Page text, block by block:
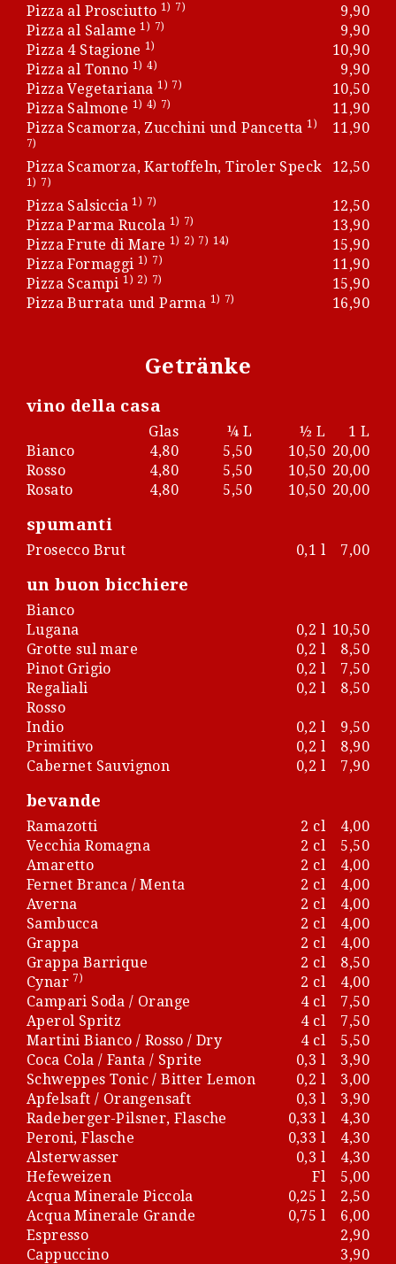
Pizza al Prosciutto 1) 7)
9,90
Pizza al Salame 1) 7)
9,90
Pizza 4 Stagione 1)
10,90
Pizza al Tonno 1) 4)
9,90
Pizza Vegetariana 1) 7)
10,50
Pizza Salmone 1) 4) 7)
11,90
Pizza Scamorza, Zucchini und Pancetta 1)
7)
11,90
Pizza Scamorza, Kartoffeln, Tiroler Speck
1) 7)
12,50
Pizza Salsiccia 1) 7)
12,50
Pizza Parma Rucola 1) 7)
13,90
Pizza Frute di Mare 1) 2) 7) 14)
15,90
Pizza Formaggi 1) 7)
11,90
Pizza Scampi 1) 2) 7)
15,90
Pizza Burrata und Parma 1) 7) 16,90
Getränke
vino della casa
Glas ¼ L ½ L
1 L
Bianco
4,80 5,50 10,50 20,00
Rosso
4,80 5,50 10,50 20,00
Rosato
4,80 5,50 10,50 20,00
spumanti
Prosecco Brut 0,1 l 7,00
un buon bicchiere
Bianco
Lugana
0,2 l 10,50
Grotte sul mare
0,2 l
8,50
Pinot Grigio
0,2 l
7,50
Regaliali
0,2 l
8,50
Rosso
Indio
0,2 l
9,50
Primitivo
0,2 l
8,90
Cabernet Sauvignon
0,2 l 7,90
bevande
Ramazotti 2 cl
4,00
Vecchia Romagna
2 cl
5,50
Amaretto
2 cl
4,00
Fernet Branca / Menta
2 cl
4,00
Averna
2 cl
4,00
Sambucca
2 cl
4,00
Grappa
2 cl
4,00
Grappa Barrique
2 cl
8,50
Cynar 7) 2 cl
4,00
Campari Soda / Orange
4 cl
7,50
Aperol Spritz
4 cl
7,50
Martini Bianco / Rosso / Dry
4 cl
5,50
Coca Cola / Fanta / Sprite
0,3 l
3,90
Schweppes Tonic / Bitter Lemon
0,2 l
3,00
Apfelsaft / Orangensaft
0,3 l
3,90
Radeberger-Pilsner, Flasche
0,33 l
4,30
Peroni, Flasche
0,33 l
4,30
Alsterwasser
0,3 l
4,30
Hefeweizen
Fl
5,00
Acqua Minerale Piccola
0,25 l
2,50
Acqua Minerale Grande
0,75 l
6,00
Espresso
2,90
Cappuccino
3,90